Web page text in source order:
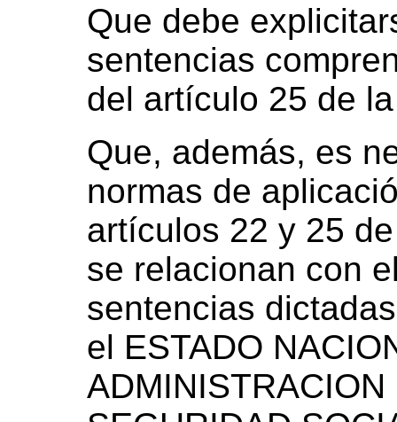
Que debe
sentencias
del artículo 25 de
Que, además, es
normas de
artículos 22 y 25
se relacionan con
sentencias
el ESTADO